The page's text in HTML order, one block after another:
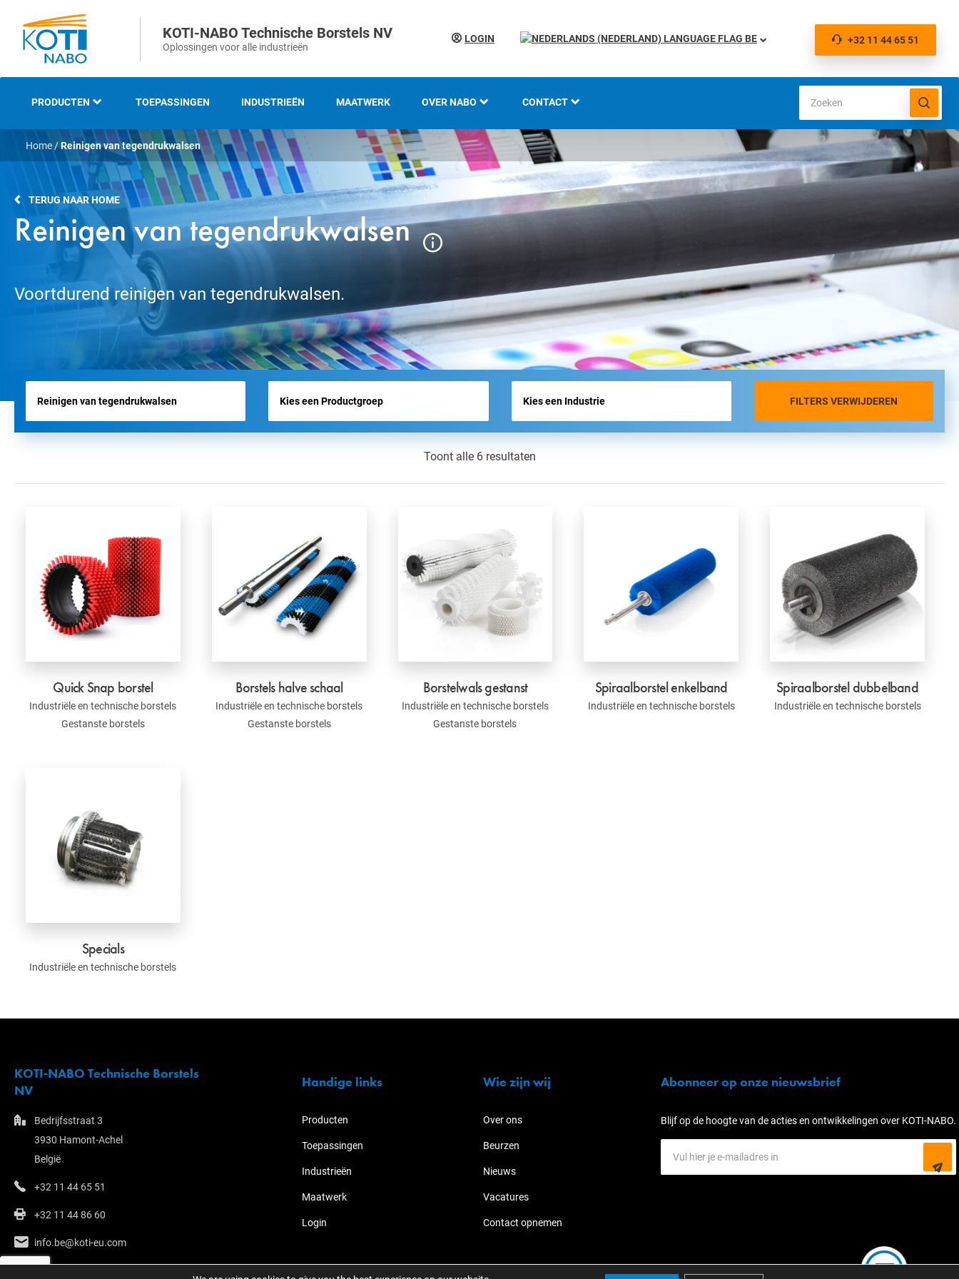
KOTI-NABO Technische Borstels NV
Oplossingen voor alle industrieën
LOGIN BE +32 11 44 65 51
PRODUCTEN
OVERZICHT
INDUSTRIËLE EN
TECHNISCHE BORSTELS
STRIP- EN
AFDICHTINGSBORSTELS
VEEG- EN
ONKRUIDBORSTELS
VLIEGVELDBORSTELS
WERKTUIGBORSTELS
TOEPASSINGEN INDUSTRIEËN MAATWERK OVER NABO
KOTI GROEP
GESCHIEDENIS
WERKEN BIJ KOTI-NABO
BEURSOVERZICHT
CONTACT
LOCATIES
Home /Reinigen van tegendrukwalsen
TERUG NAAR HOME
Reinigen van tegendrukwalsen
Voortdurend reinigen van tegendrukwalsen.
FILTERS VERWIJDEREN
Toont alle 6 resultaten
Quick Snap borstel
Industriële en technische borstels
Gestanste borstels
Borstels halve schaal
Industriële en technische borstels
Gestanste borstels
Borstelwals gestanst
Industriële en technische borstels
Gestanste borstels
Spiraalborstel enkelband
Industriële en technische borstels
Spiraalborstel dubbelband
Industriële en technische borstels
Specials
Industriële en technische borstels
KOTI-NABO Technische Borstels
NV
Bedrijfsstraat 3
3930 Hamont-Achel
België
+32 11 44 65 51
+32 11 44 86 60
info.be@koti-eu.com
Handige links
Producten
Toepassingen
Industrieën
Maatwerk
Login
Wie zijn wij
Over ons
Beurzen
Nieuws
Vacatures
Contact opnemen
Abonneer op onze nieuwsbrief
Blijf op de hoogte van de acties en ontwikkelingen over KOTI-NABO.